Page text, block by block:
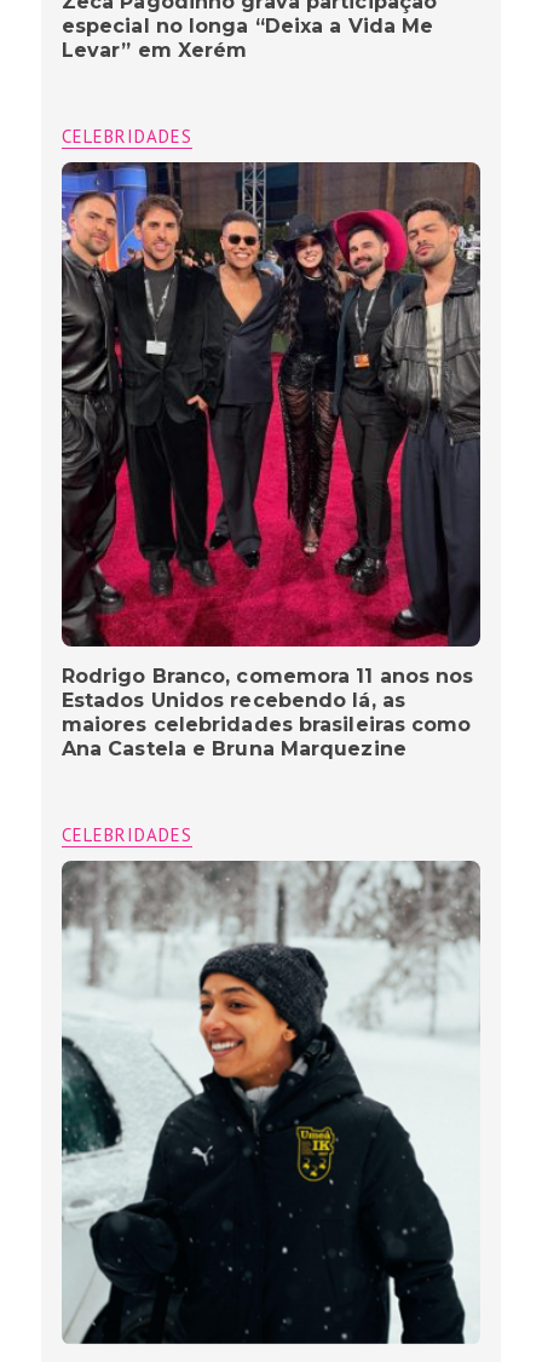
especial no longa “Deixa a Vida Me
Levar” em Xerém
CELEBRIDADES
Rodrigo Branco, comemora 11 anos nos
Estados Unidos recebendo lá, as
maiores celebridades brasileiras como
Ana Castela e Bruna Marquezine
CELEBRIDADES